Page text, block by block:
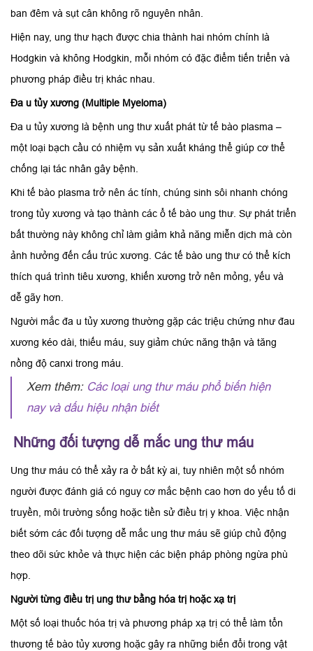
ban đêm và sụt cân không rõ nguyên nhân.
Hiện nay, ung thư hạch được chia thành hai nhóm chính là
Hodgkin và không Hodgkin, mỗi nhóm có đặc điểm tiến triển và
phương pháp điều trị khác nhau.
Đa u tủy xương (Multiple Myeloma)
Đa u tủy xương là bệnh ung thư xuất phát từ tế bào plasma –
một loại bạch cầu có nhiệm vụ sản xuất kháng thể giúp cơ thể
chống lại tác nhân gây bệnh.
Khi tế bào plasma trở nên ác tính, chúng sinh sôi nhanh chóng
trong tủy xương và tạo thành các ổ tế bào ung thư. Sự phát triển
bất thường này không chỉ làm giảm khả năng miễn dịch mà còn
ảnh hưởng đến cấu trúc xương. Các tế bào ung thư có thể kích
thích quá trình tiêu xương, khiến xương trở nên mỏng, yếu và
dễ gãy hơn.
Người mắc đa u tủy xương thường gặp các triệu chứng như đau
xương kéo dài, thiếu máu, suy giảm chức năng thận và tăng
nồng độ canxi trong máu.
Xem thêm: Các loại ung thư máu phổ biến hiện
nay và dấu hiệu nhận biết
Những đối tượng dễ mắc ung thư máu
Ung thư máu có thể xảy ra ở bất kỳ ai, tuy nhiên một số nhóm
người được đánh giá có nguy cơ mắc bệnh cao hơn do yếu tố di
truyền, môi trường sống hoặc tiền sử điều trị y khoa. Việc nhận
biết sớm các đối tượng dễ mắc ung thư máu sẽ giúp chủ động
theo dõi sức khỏe và thực hiện các biện pháp phòng ngừa phù
hợp.
Người từng điều trị ung thư bằng hóa trị hoặc xạ trị
Một số loại thuốc hóa trị và phương pháp xạ trị có thể làm tổn
thương tế bào tủy xương hoặc gây ra những biến đổi trong vật